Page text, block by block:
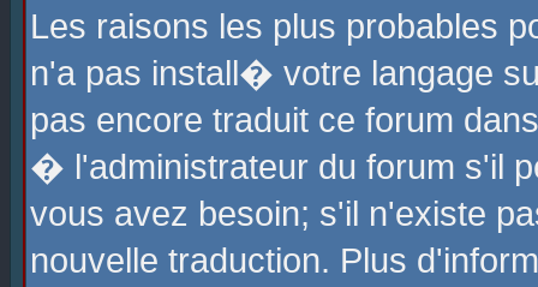
Les raisons les plus probables
n'a pas install� votre langage
pas encore traduit ce forum
� l'administrateur du forum s'il
vous avez besoin; s'il n'existe
nouvelle traduction. Plus